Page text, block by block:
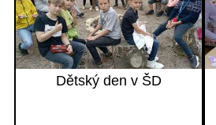
Dětský den v ŠD